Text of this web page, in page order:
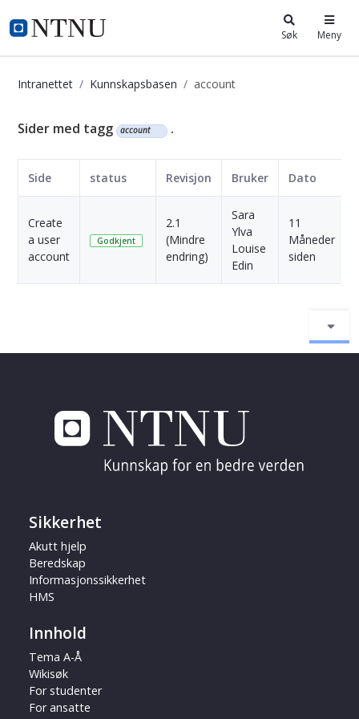
i.ntnu.no Søk Meny
Intranettet Kunnskapsbasen account
Kunnskapsbasen
Sider med tagg account .
Side status Revisjon Bruker Dato
Create
a user
account
Godkjent
2.1
(Mindre
endring)
Sara
Ylva
Louise
Edin
11
Måneder
siden
Sikkerhet
Akutt hjelp
Beredskap
Informasjonssikkerhet
HMS
Innhold
Tema A-Å
Wikisøk
For studenter
For ansatte